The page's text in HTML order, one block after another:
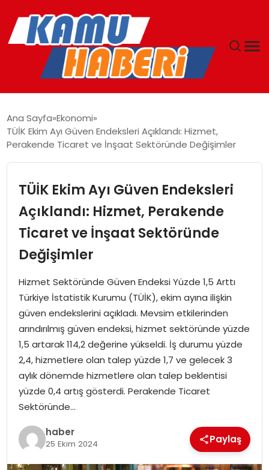
YAŞAM
EKONOMI
SPOR
TEKNOLOJI
EĞITIM
GENEL
Ana Sayfa Ekonomi
TÜİK Ekim Ayı Güven Endeksleri Açıklandı: Hizmet,
Perakende Ticaret ve İnşaat Sektöründe Değişimler
TÜİK Ekim Ayı Güven Endeksleri
Açıklandı: Hizmet, Perakende
Ticaret ve İnşaat Sektöründe
Değişimler
Hizmet Sektöründe Güven Endeksi Yüzde 1,5 Arttı
Türkiye İstatistik Kurumu (TÜİK), ekim ayına ilişkin
güven endekslerini açıkladı. Mevsim etkilerinden
arındırılmış güven endeksi, hizmet sektöründe yüzde
1,5 artarak 114,2 değerine yükseldi. İş durumu yüzde
2,4, hizmetlere olan talep yüzde 1,7 ve gelecek 3
aylık dönemde hizmetlere olan talep beklentisi
yüzde 0,4 artış gösterdi. Perakende Ticaret
Sektöründe…
haber
25 Ekim 2024 Paylaş